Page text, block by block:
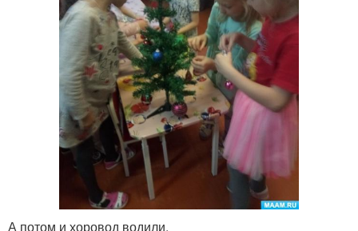
А потом и хоровод водили.